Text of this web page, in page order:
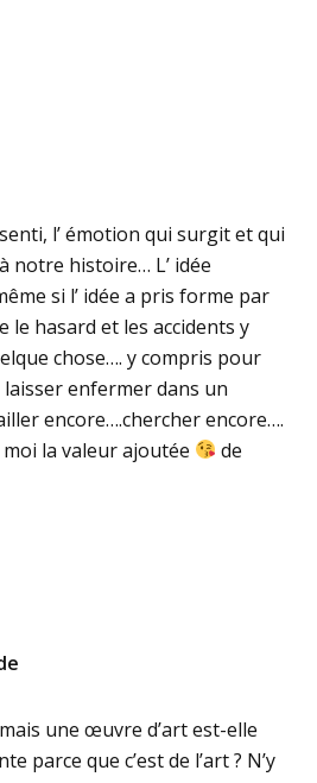
l’ émotion qui surgit et qui
notre histoire… L’ idée
si l’ idée a pris forme par
le hasard et les accidents y
chose…. y compris pour
enfermer dans un
encore….chercher encore….
la valeur ajoutée
de
mais une œuvre d’art est-elle
parce que c’est de l’art ? N’y